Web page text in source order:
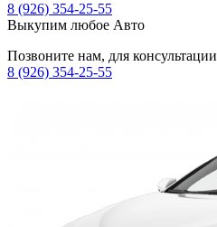
8 (926) 354-25-55
Выкупим любое Авто
Позвоните нам, для консультации
8 (926) 354-25-55